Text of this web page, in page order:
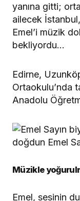
yanına gitti;
ailecek
Emel’i müzik
bekliyordu…
Edirne,
Ortaokulu’nda
Anadolu
Müzikle
Emel, sesinin